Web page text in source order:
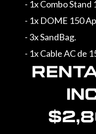
- 1x Combo Stand
- 1x DOME 150
- 3x SandBag.
- 1x Cable AC de